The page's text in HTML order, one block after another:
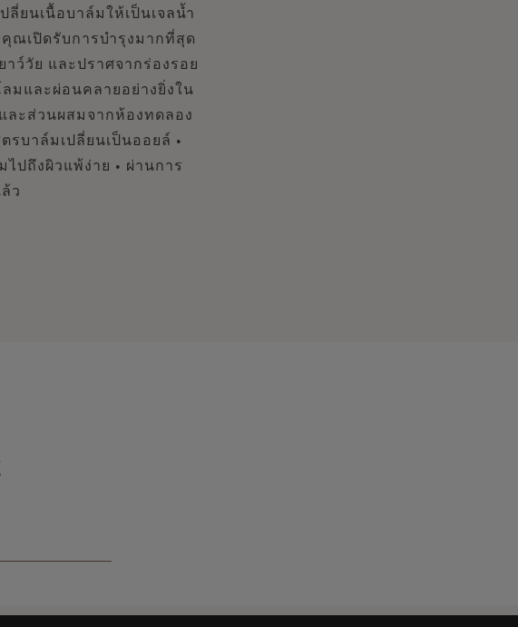
ลี่ยนเนื้อบาล์มให้เป็นเจลน้ำ
ณเปิดรับการบำรุงมากที่สุด
าว์วัย และปราศจากร่องรอย
มและผ่อนคลายอย่างยิ่งใน
ละส่วนผสมจากห้องทดลอง
บาล์มเปลี่ยนเป็นออยล์ •
ปถึงผิวแพ้ง่าย • ผ่านการ
ว